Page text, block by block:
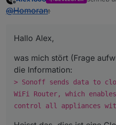
Offline zuletzt
@Homoran:
Hallo Alex,
was mich stört (Frage
die Information:
> Sonoff sends data to
WiFi Router, which
control all appliances